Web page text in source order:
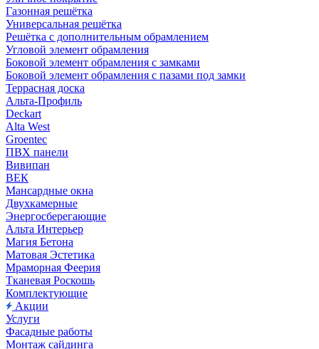
Газонная решётка
Универсальная решётка
Решётка с дополнительным обрамлением
Угловой элемент обрамления
Боковой элемент обрамления с замками
Боковой элемент обрамления с пазами под замки
Террасная доска
Альта-Профиль
Deckart
Alta West
Groentec
ПВХ панели
Вивипан
ВЕК
Мансардные окна
Двухкамерные
Энергосберегающие
Альта Интерьер
Магия Бетона
Матовая Эстетика
Мраморная Феерия
Тканевая Роскошь
Комплектующие
Акции
Услуги
Фасадные работы
Монтаж сайдинга